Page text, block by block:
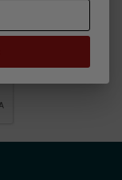
Registrovať